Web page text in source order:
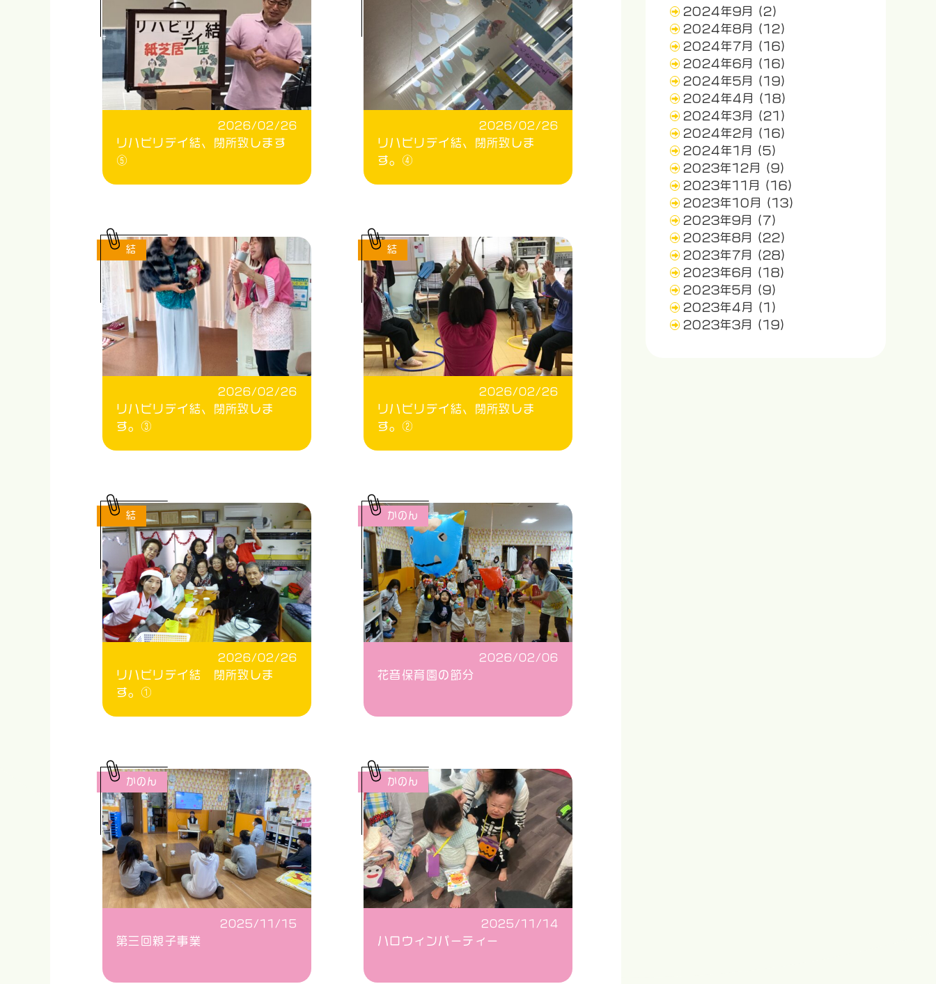
2026/02/26
リハビリデイ結、閉所致します
⑤
2026/02/26
リハビリデイ結、閉所致しま
す。④
2026/02/26
リハビリデイ結、閉所致しま
す。③
結
2026/02/26
リハビリデイ結、閉所致しま
す。②
結
2026/02/26
リハビリデイ結 閉所致しま
す。①
結
2026/02/06
花音保育園の節分
かのん
2025/11/15
第三回親子事業
かのん
2025/11/14
ハロウィンパーティー
かのん
2024年9月
(2)
2024年8月
(12)
2024年7月
(16)
2024年6月
(16)
2024年5月
(19)
2024年4月
(18)
2024年3月
(21)
2024年2月
(16)
2024年1月
(5)
2023年12月
(9)
2023年11月
(16)
2023年10月
(13)
2023年9月
(7)
2023年8月
(22)
2023年7月
(28)
2023年6月
(18)
2023年5月
(9)
2023年4月
(1)
2023年3月
(19)